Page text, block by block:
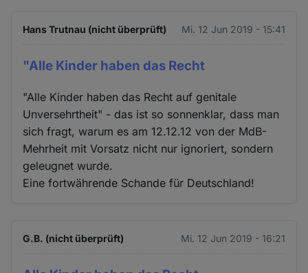
Hans Trutnau (nicht überprüft) Mi. 12 Jun 2019 - 15:41
"Alle Kinder haben das Recht
"Alle Kinder haben das Recht auf genitale
Unversehrtheit" - das ist so sonnenklar, dass man
sich fragt, warum es am 12.12.12 von der MdB-
Mehrheit mit Vorsatz nicht nur ignoriert, sondern
geleugnet wurde.
Eine fortwährende Schande für Deutschland!
G.B. (nicht überprüft) Mi. 12 Jun 2019 - 16:21